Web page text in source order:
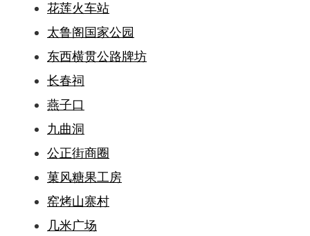
花莲火车站
太鲁阁国家公园
东西横贯公路牌坊
长春祠
燕子口
九曲洞
公正街商圈
菓风糖果工房
窑烤山寨村
几米广场